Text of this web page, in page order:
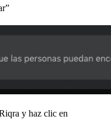
y haz clic en